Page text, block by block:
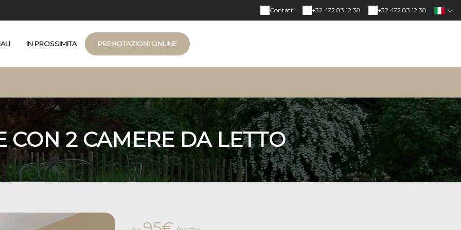
+32 472 83 12 38
+32 472 83 12 38
Contatti
IN PROSSIMITA PRENOTAZIONI ONLINE
CON 2 CAMERE DA LETTO